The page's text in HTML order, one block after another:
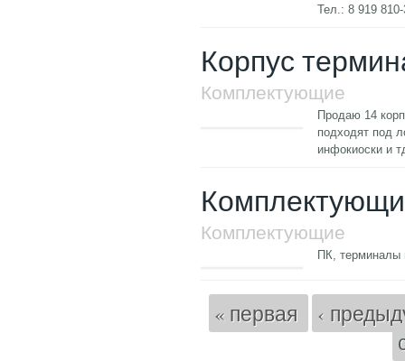
Тел.: 8 919
Корпус
Комплектующие
Продаю 14
подходят под
инфокиоски и
Комплектующие
ПК,
Страницы
« первая
‹